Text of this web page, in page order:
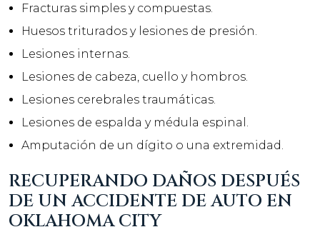
Fracturas simples y compuestas.
Huesos triturados y lesiones de presión.
Lesiones internas.
Lesiones de cabeza, cuello y hombros.
Lesiones cerebrales traumáticas.
Lesiones de espalda y médula espinal.
Amputación de un dígito o una extremidad.
RECUPERANDO DAÑOS DESPUÉS
DE UN ACCIDENTE DE AUTO EN
OKLAHOMA CITY